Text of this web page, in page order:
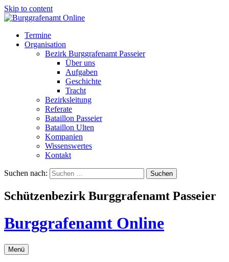
Skip to content
Termine
Organisation
Bezirk Burggrafenamt Passeier
Über uns
Aufgaben
Geschichte
Tracht
Bezirksleitung
Referate
Bataillon Passeier
Bataillon Ulten
Kompanien
Wissenswertes
Kontakt
Suchen nach:
Schützenbezirk Burggrafenamt Passeier
Burggrafenamt Online
Menü